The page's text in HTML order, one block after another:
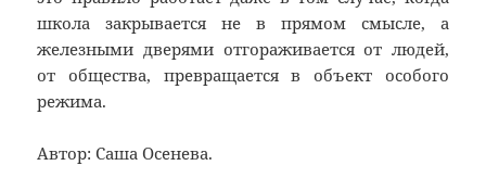
школа закрывается не в прямом смысле, а
железными дверями отгораживается от людей,
от общества, превращается в объект особого
режима.
Автор: Саша Осенева.